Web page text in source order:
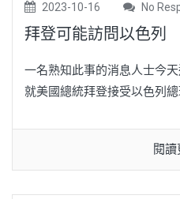
2023-10-16 No
拜登可能訪問以色列
一名熟知此事的消息人士今
就美國總統拜登接受以色列總
閱讀